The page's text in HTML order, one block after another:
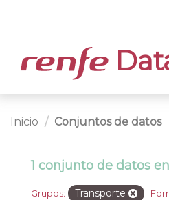
Inicio Conjuntos de datos
1 conjunto de datos
Grupos: Transporte